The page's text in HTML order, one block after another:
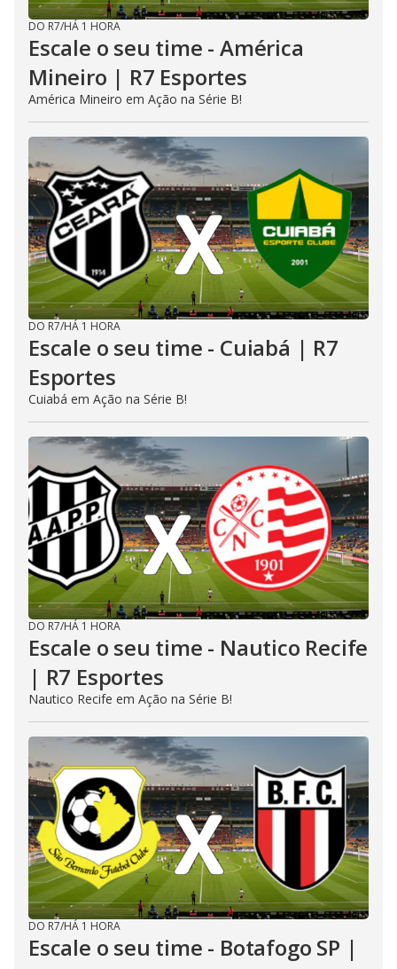
DO R7/HÁ 1 HORA
Escale o seu time - América
Mineiro | R7 Esportes
América Mineiro em Ação na Série B!
DO R7/HÁ 1 HORA
Escale o seu time - Cuiabá | R7
Esportes
Cuiabá em Ação na Série B!
DO R7/HÁ 1 HORA
Escale o seu time - Nautico Recife
| R7 Esportes
Nautico Recife em Ação na Série B!
DO R7/HÁ 1 HORA
Escale o seu time - Botafogo SP |